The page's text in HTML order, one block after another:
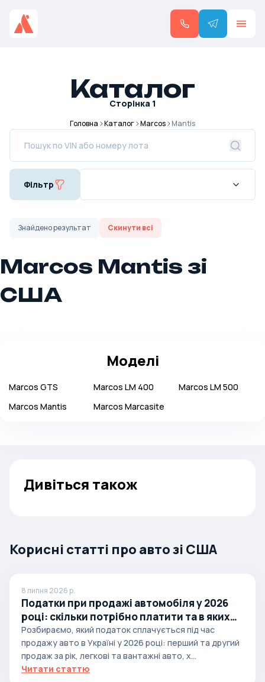
Каталог
Сторінка 1
Головна Каталог Marcos Mantis
Фільтр
Знайденорезультат Скинути всі
Marcos Mantis зі
США
Моделі
Marcos GTS Marcos LM 400 Marcos LM 500
Marcos Mantis Marcos Marcasite
Дивіться також
Корисні статті про авто зі США
8 липня 2026 р.
Податки при продажі автомобіля у 2026
році: скільки потрібно платити та в яких
випадках
Розбираємо, який податок сплачується під час
продажу авто в Україні у 2026 році: перший та другий
продаж за рік, легкові та вантажні авто, х...
Читати статтю